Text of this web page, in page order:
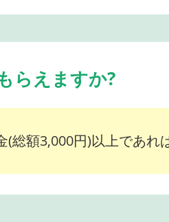
らえますか?
総額3,000円)以上であれ